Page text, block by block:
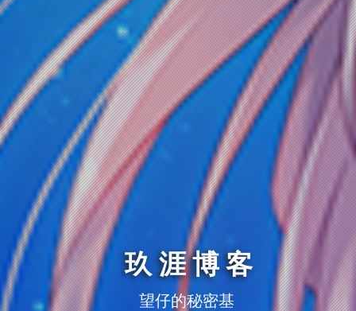
玖涯博客
望仔的秘密基